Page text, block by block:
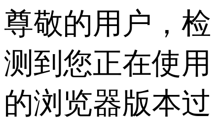
尊敬的用户，检
测到您正在使用
的浏览器版本过